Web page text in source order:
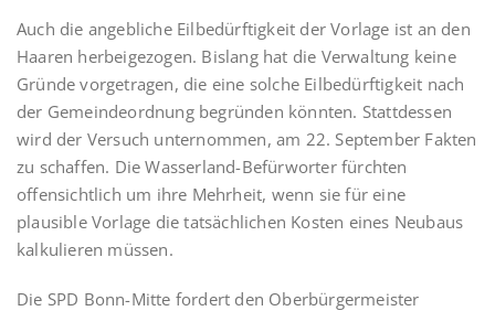
Auch die angebliche Eilbedürftigkeit der Vorlage ist an den
Haaren herbeigezogen. Bislang hat die Verwaltung keine
Gründe vorgetragen, die eine solche Eilbedürftigkeit nach
der Gemeindeordnung begründen könnten. Stattdessen
wird der Versuch unternommen, am 22. September Fakten
zu schaffen. Die Wasserland-Befürworter fürchten
offensichtlich um ihre Mehrheit, wenn sie für eine
plausible Vorlage die tatsächlichen Kosten eines Neubaus
kalkulieren müssen.
Die SPD Bonn-Mitte fordert den Oberbürgermeister